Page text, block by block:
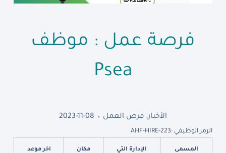
فرصة عمل : موظف
Psea
الأخبار, فرص العمل 2023-11-08
الرمز الوظيفي :AHF-HIRE-223
المسمى
الإدارة التي
مكان
اخر موعد